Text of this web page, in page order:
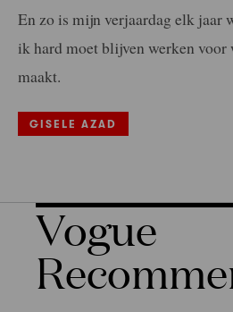
En zo is mijn verjaardag elk jaar
ik hard moet blijven werken
maakt.
GISELE AZAD
Vogue